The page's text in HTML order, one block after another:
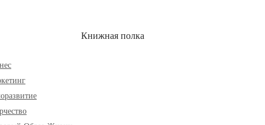
Книжная полка